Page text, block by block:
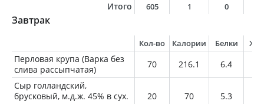
Итого
605 1 0
Завтрак
Кол-во Калории Белки
Перловая крупа (Варка без
слива рассыпчатая)
70 216.1 6.4
Сыр голландский,
брусковый, м.д.ж. 45% в сух.
20 70 5.3